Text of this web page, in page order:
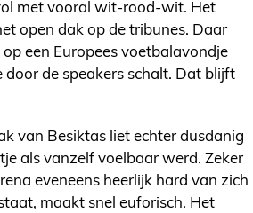
met vooral wit-rood-wit. Het
open dak op de tribunes. Daar
een Europees voetbalavondje
de speakers schalt. Dat blijft
van Besiktas liet echter dusdanig
als vanzelf voelbaar werd. Zeker
eveneens heerlijk hard van zich
maakt snel euforisch. Het